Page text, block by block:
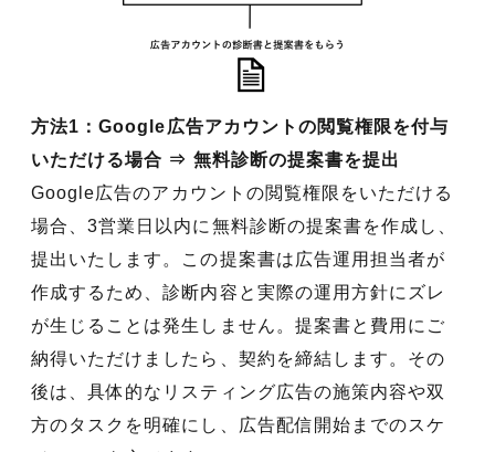
方法1：Google広告アカウントの閲覧権限を付与
いただける場合 ⇒ 無料診断の提案書を提出
Google広告のアカウントの閲覧権限をいただける
場合、3営業日以内に無料診断の提案書を作成し、
提出いたします。この提案書は広告運用担当者が
作成するため、診断内容と実際の運用方針にズレ
が生じることは発生しません。提案書と費用にご
納得いただけましたら、契約を締結します。その
後は、具体的なリスティング広告の施策内容や双
方のタスクを明確にし、広告配信開始までのスケ